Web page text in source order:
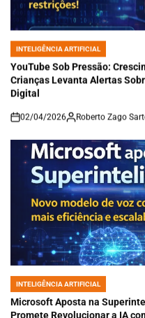
POSTED
IN
INTELIGÊNCIA ARTIFICIAL
YouTube Sob Pressão:
Crianças Levanta Alertas
Digital
on
02/04/2026 Roberto Zago
POSTED
IN
INTELIGÊNCIA ARTIFICIAL
Microsoft Aposta na
Promete Revolucionar a IA